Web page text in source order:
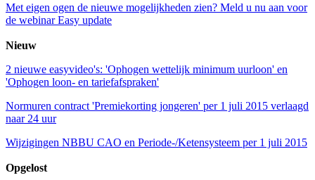
Met eigen ogen de nieuwe mogelijkheden zien? Meld u nu aan voor
de webinar Easy update
Nieuw
2 nieuwe easyvideo's: 'Ophogen wettelijk minimum uurloon' en
'Ophogen loon- en tariefafspraken'
Normuren contract 'Premiekorting jongeren' per 1 juli 2015 verlaagd
naar 24 uur
Wijzigingen NBBU CAO en Periode-/Ketensysteem per 1 juli 2015
Opgelost